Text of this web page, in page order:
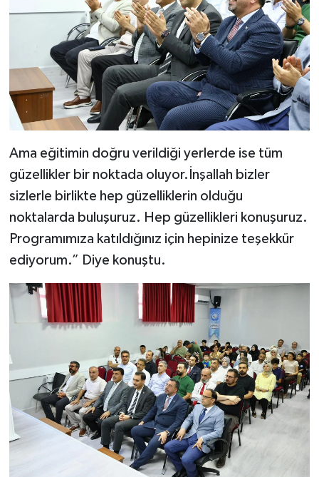
Ama eğitimin doğru verildiği yerlerde ise tüm
güzellikler bir noktada oluyor.İnşallah bizler
sizlerle birlikte hep güzelliklerin olduğu
noktalarda buluşuruz. Hep güzellikleri konuşuruz.
Programımıza katıldığınız için hepinize teşekkür
ediyorum.” Diye konuştu.